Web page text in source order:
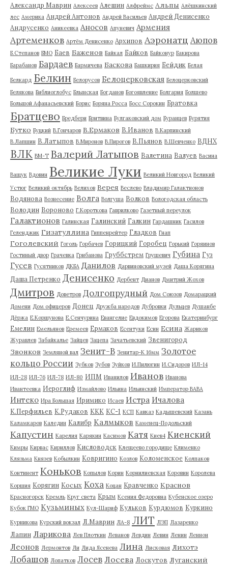
Александр Маврин Алексеев Алешин Алфреймс Альпы Алёшкинский
лес Америка Андрей Антонов Андрей Васильев Андрей Денисенко
Андрусенко Аникеевка Аносов Апуневич Армения
Артеменков Артём Денисенко Архипов Аэронатц Аюпов
Б.Степанов БМО Баев Баженов Байкал Байков Байконур Бакирова
Барабанов Бардаев Бармичева Баскова Башкирия Бейдик Белая
Белкард Белкин Белорусов Белоцерковская Белоцерковский
Белякова Библиоглобус Блынская Богданов Богоявление Болгария Болшево
Большой Афанасьевский Борис Боряна Росса Босс Сорокин Братовка
Братцево Бредбери Бритвина Булгаковский дом Буранцев Бурятия
Бутко Буцкий В.Гончаров В.Ермаков В.Иванов В.Карпинский
В.Лапшин В.Латыпов В.Миронов В.Пирогов В.Пьянов В.Шевченко ВДНХ
ВЛК ВМ-Т Валерий Латыпов Валетина Валуев Васина
Ващук Вдовин Великие Луки Великий Новгород Великий
Устюг Великий октябрь Велихов Верея Веслево Владимир Галактионов
Водянова Вознесение Волга Волгуша Волков Вологодская область
Володин Вороново Г.Короткова Гаврилково Газетный переулок
Галактионов Галинская Галинский Галкин Гардашник Гасилов
Геленджик Гизатуллина Гиппенрейтер Гладков Гнап
Гоголевский Гоголь Горбачев Горицкий Горобец Горький Горяинов
Гостиный двор Грачевка Грибанова Груббстрем Грушевич Губина Гуз
Гусев Гусятников ДКБА Данилов Дарвиновский музей Даша Корягина
Даша Петренко Денисенко Дербент Дианов Дмитрий Жохов
Дмитров Доветров Долгопрудный Дом Союзов Домарацкий
Домени Дом офицеров Донец Дружба народов Дубровки Дульцев Душанбе
Дёржа Е.Коршунова Е.Сенчурина Евангелие Евдокимов Егорова Екатеринбург
Емелин Емельянов Еремеев Ермаков Есентуки Есин Есина Жариков
Журавлев Забайкалье Зайцев Зацепа Зачатьевский Звенигород
Звонков Земляной вал Зенит-В Зенитар-К 16мм Золотое
кольцо России Зубков Зубов Зуйков И.Пилюгин И.Сидоров ИЛ-14
ИЛ-28 ИЛ-76 ИЛ-78 ИЛ-80 ИПМ Иванилов Иванов Иванова
Ивантеевка Иероглиф Измайлово Ильина Ильинский Император ВАВА
Интеко Ира Большая Иримико Исаев Истра Ичалова
К.Перфильев К.Рудаков ККК КС-1 КСП Кавказ Кадышевский Казань
Каламкаров Каледин Калибр Калмыков Каменец-Подольский
Капустин Карелия Карякин Касимов Катя Киев4 Киенский
Кимры Кирвас Кириллов Кисловодск Клещеево городище Клименко
Клязьма Князев Кобылкин Ковригино Козлов Коломенское Колпаков
Континент Коньков Копылов Корин Корнилиевская Коровин Королева
Коршия Корягин Косых Коха Коцан Кравченко Краснов
Красногорск Кремль Круг света Крым Ксения Федоровна Кубенское озеро
Кубок ГМО Кузьминых Кул-Шариф Кульков Курдюмов Куркино
Курникова Курский вокзал Л.Маврин ЛА-8 ЛИТ ЛЭП Лазаренко
Лапин Ларикова Лев Плоткин Леванов Левдин Левин Ленин Леннон
Леонов Лермонтов Ли Лида Ясенева Лина Лисковая Лихотэ
Лобашов Лопатков Лосев Лосева Лоскутов Луганский